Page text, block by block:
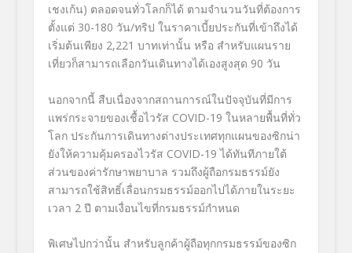
เชงเก้น) ตลอดจนทั่วโลกก็ได้ ตามจำนวนวันที่ต้องการ
ตั้งแต่ 30-180 วัน/ทริป ในราคาเบี้ยประกันที่เข้าถึงได้
เริ่มต้นเพียง 2,221 บาทเท่านั้น หรือ สำหรับแผนราย
เที่ยวก็สามารถเลือกวันเดินทางได้เองสูงสุด 90 วัน
นอกจากนี้ สืบเนื่องจากสถานการณ์ในปัจจุบันที่มีการ
แพร่กระจายของเชื้อไวรัส COVID-19 ในหลายพื้นที่ทั่ว
โลก ประกันการเดินทางต่างประเทศทุกแผนของซิกน่า
ยังให้ความคุ้มครองไวรัส COVID-19 ได้ทันทีภายใต้
ส่วนของค่ารักษาพยาบาล รวมถึงผู้ถือกรมธรรม์ยัง
สามารถใช้สิทธิ์เลื่อนกรมธรรม์ออกไปได้ภายในระยะ
เวลา 2 ปี ตามเงื่อนไขที่กรมธรรม์กำหนด
พิเศษไปกว่านั้น สำหรับลูกค้าผู้ถือทุกกรมธรรม์ของซิก